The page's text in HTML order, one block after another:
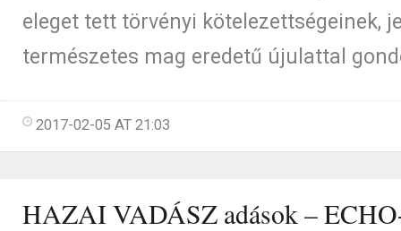
eleget tett törvényi kötelezettségeinek,
természetes mag eredetű újulattal
2017-02-05 AT 21:03
HAZAI VADÁSZ adások –